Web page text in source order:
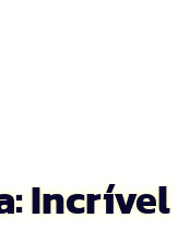
Incrível